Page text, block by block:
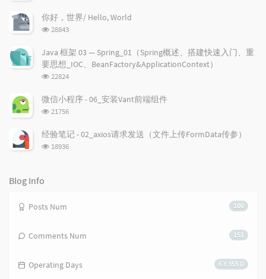
r
a
t
i
c
e
s
m
e
n
s
次
数:
你好，世界/ Hello, World
浏
次
数:
28843
Java 框架 03 — Spring_01（Spring概述、搭建快速入门、重
要思想_IOC、BeanFactory&ApplicationContext）
浏
次
数:
22824
微信小程序 - 06_安装Vant前端组件
浏
次
数:
21756
经验笔记 - 02_axios请求发送（文件上传FormData传参）
浏
18936
Blog Info
100
Posts Num
151
Comments Num
6 Y 355 D
Operating Days